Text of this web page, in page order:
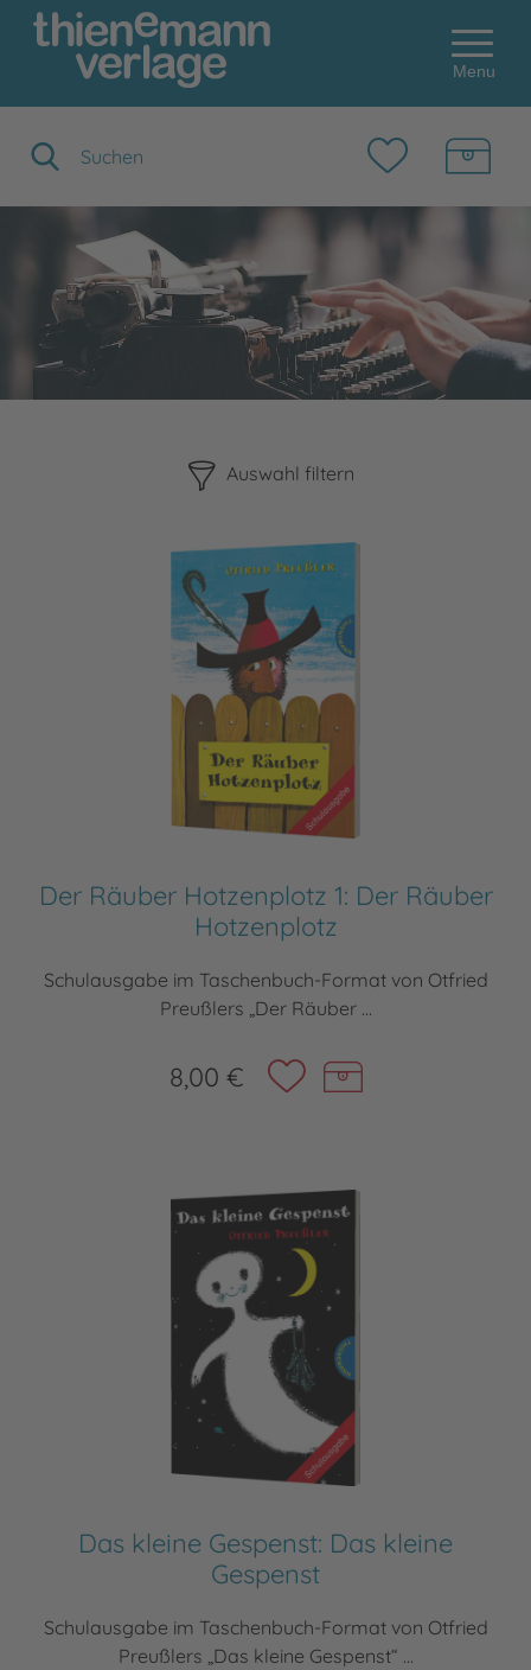
Menu
Auswahl filtern
Der Räuber Hotzenplotz 1: Der Räuber
Hotzenplotz
Schulausgabe im Taschenbuch-Format von Otfried
Preußlers „Der Räuber ...
8,00 €
Das kleine Gespenst: Das kleine
Gespenst
Schulausgabe im Taschenbuch-Format von Otfried
Preußlers „Das kleine Gespenst“ ...